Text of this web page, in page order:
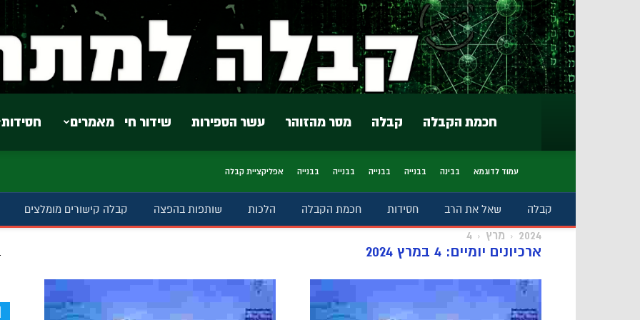
חסידות מאמרים שידור חי עשר הספירות מסר מהזוהר קבלה חכמת הקבלה
עמוד לדוגמא בבינה בבנייה בבנייה בבנייה בבנייה אפליקציית קבלה
קבלה שאל את הרב חסידות חכמת הקבלה הלכות שותפות בהפצה קבלה קישורים מומלצים
2024 מרץ 4
ארכיונים יומיים: 4 במרץ 2024